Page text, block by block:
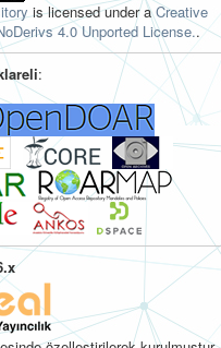
is licensed under aCreative
4.0 Unported License..
: